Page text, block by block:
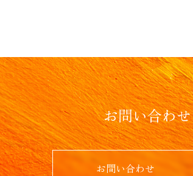
お問い合わ
お問い合わせ